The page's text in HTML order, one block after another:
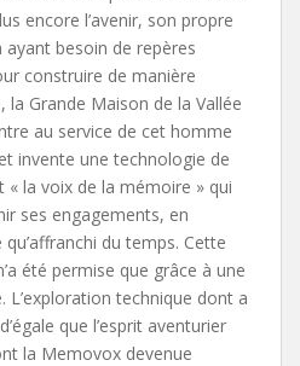
encore l’avenir, son propre
ayant besoin de repères
construire de manière
Grande Maison de la Vallée
au service de cet homme
invente une technologie de
« la voix de la mémoire » qui
ses engagements, en
du temps. Cette
été permise que grâce à une
technique dont a
que l’esprit aventurier
la Memovox devenue